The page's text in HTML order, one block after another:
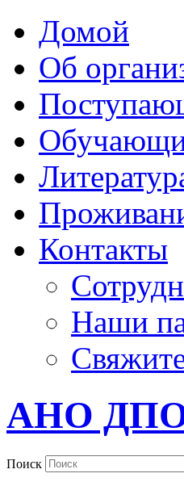
Домой
Об
Контакты
Наши
АНО
Поиск